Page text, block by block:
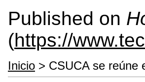
Published on
(https://
Inicio > CSUCA se reúne